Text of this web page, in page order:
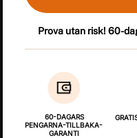
Prova utan risk! 60-
60-DAGARS
PENGARNA-TILLBAKA-
GARANTI